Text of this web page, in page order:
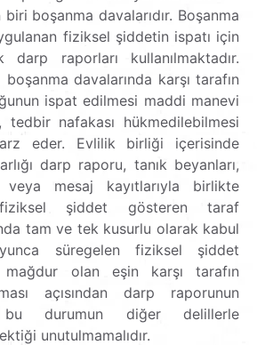
boşanma davalarıdır. Boşanma
fiziksel şiddetin ispatı için
raporları kullanılmaktadır.
davalarında karşı tarafın
ispat edilmesi maddi manevi
tedbir nafakası hükmedilebilmesi
arz eder. Evlilik birliği içerisinde
darp raporu, tanık beyanları,
veya mesaj kayıtlarıyla birlikte
fiziksel şiddet gösteren taraf
tam ve tek kusurlu olarak kabul
süregelen fiziksel şiddet
mağdur olan eşin karşı tarafın
açısından darp raporunun
bu durumun diğer delillerle
unutulmamalıdır.